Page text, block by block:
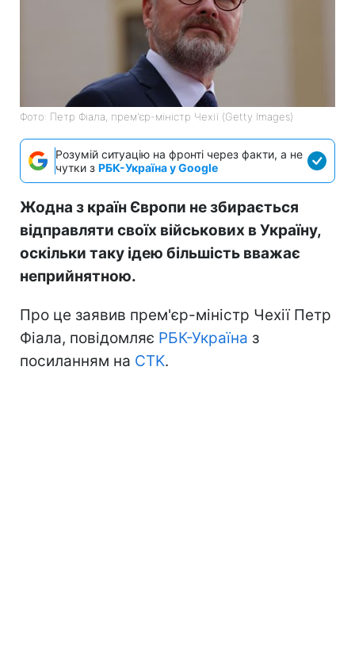
Фото: Петр Фіала, прем'єр-міністр Чехії (Getty Images)
Розумій ситуацію на фронті через факти, а не
чутки з РБК-Україна у Google
Жодна з країн Європи не збирається
відправляти своїх військових в Україну,
оскільки таку ідею більшість вважає
неприйнятною.
Про це заявив прем'єр-міністр Чехії Петр
Фіала, повідомляє РБК-Україна з
посиланням на CTK.